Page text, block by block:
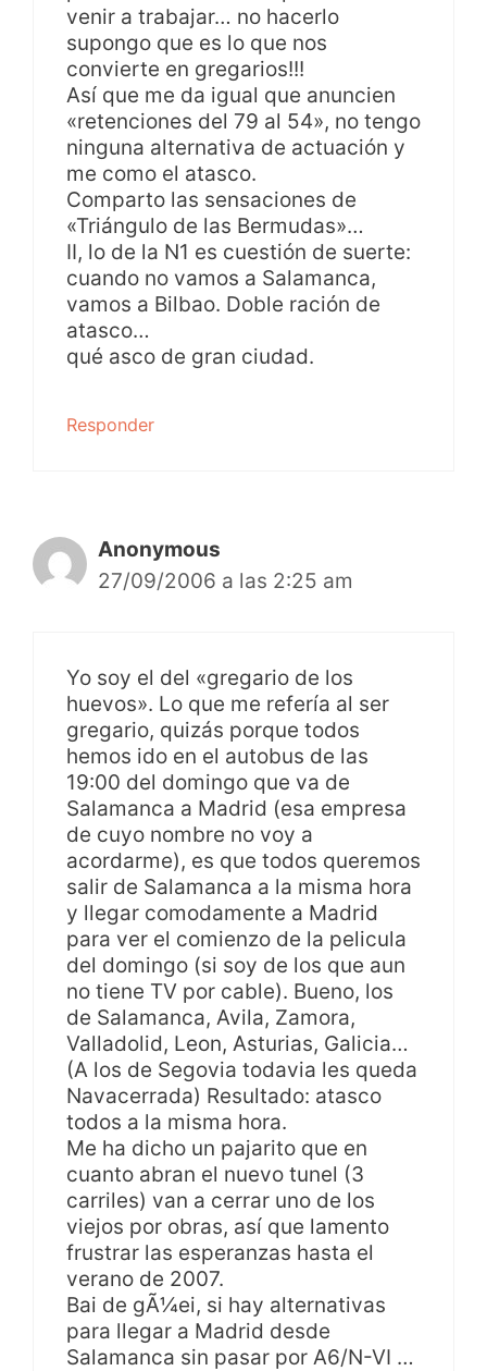
venir a trabajar… no hacerlo
supongo que es lo que nos
convierte en gregarios!!!
Así que me da igual que anuncien
«retenciones del 79 al 54», no tengo
ninguna alternativa de actuación y
me como el atasco.
Comparto las sensaciones de
«Triángulo de las Bermudas»…
II, lo de la N1 es cuestión de suerte:
cuando no vamos a Salamanca,
vamos a Bilbao. Doble ración de
atasco…
qué asco de gran ciudad.
Responder
Anonymous
27/09/2006 a las 2:25 am
Yo soy el del «gregario de los
huevos». Lo que me refería al ser
gregario, quizás porque todos
hemos ido en el autobus de las
19:00 del domingo que va de
Salamanca a Madrid (esa empresa
de cuyo nombre no voy a
acordarme), es que todos queremos
salir de Salamanca a la misma hora
y llegar comodamente a Madrid
para ver el comienzo de la pelicula
del domingo (si soy de los que aun
no tiene TV por cable). Bueno, los
de Salamanca, Avila, Zamora,
Valladolid, Leon, Asturias, Galicia…
(A los de Segovia todavia les queda
Navacerrada) Resultado: atasco
todos a la misma hora.
Me ha dicho un pajarito que en
cuanto abran el nuevo tunel (3
carriles) van a cerrar uno de los
viejos por obras, así que lamento
frustrar las esperanzas hasta el
verano de 2007.
Bai de gÃ¼ei, si hay alternativas
para llegar a Madrid desde
Salamanca sin pasar por A6/N-VI …